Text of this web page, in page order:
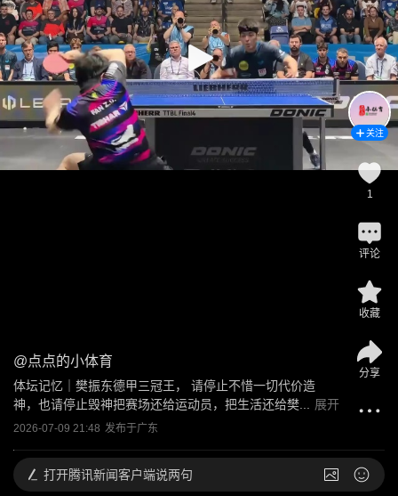
@点点的小体育
体坛记忆｜樊振东德甲三冠王， 请停止不惜一切代价造
神，也请停止毁神把赛场还给运动员，把生活还给樊...
展开
2026-07-09 21:48 发布于广东
关注
1
评论
收藏
分享
打开腾讯新闻客户端说两句